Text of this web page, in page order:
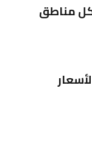
مناطق
لكننا